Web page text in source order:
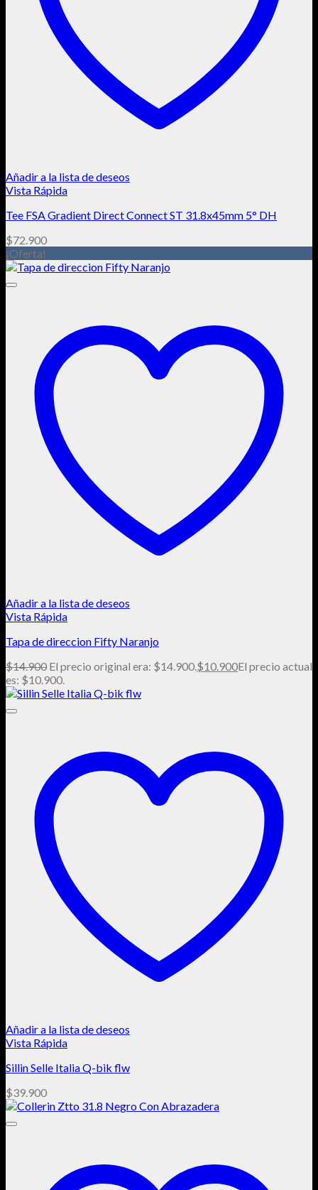
Añadir a la lista de deseos
Vista Rápida
Tee FSA Gradient Direct Connect ST 31.8x45mm 5° DH
$72.900
¡Oferta!
Añadir a la lista de deseos
Vista Rápida
Tapa de direccion Fifty Naranjo
$14.900 El precio original era: $14.900.$10.900El precio actual
es: $10.900.
Añadir a la lista de deseos
Vista Rápida
Sillin Selle Italia Q-bik flw
$39.900